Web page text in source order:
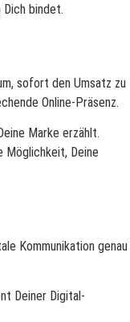
bindet.
sofort den Umsatz zu
Online-Präsenz.
Marke erzählt.
Möglichkeit, Deine
Kommunikation genau
Deiner Digital-